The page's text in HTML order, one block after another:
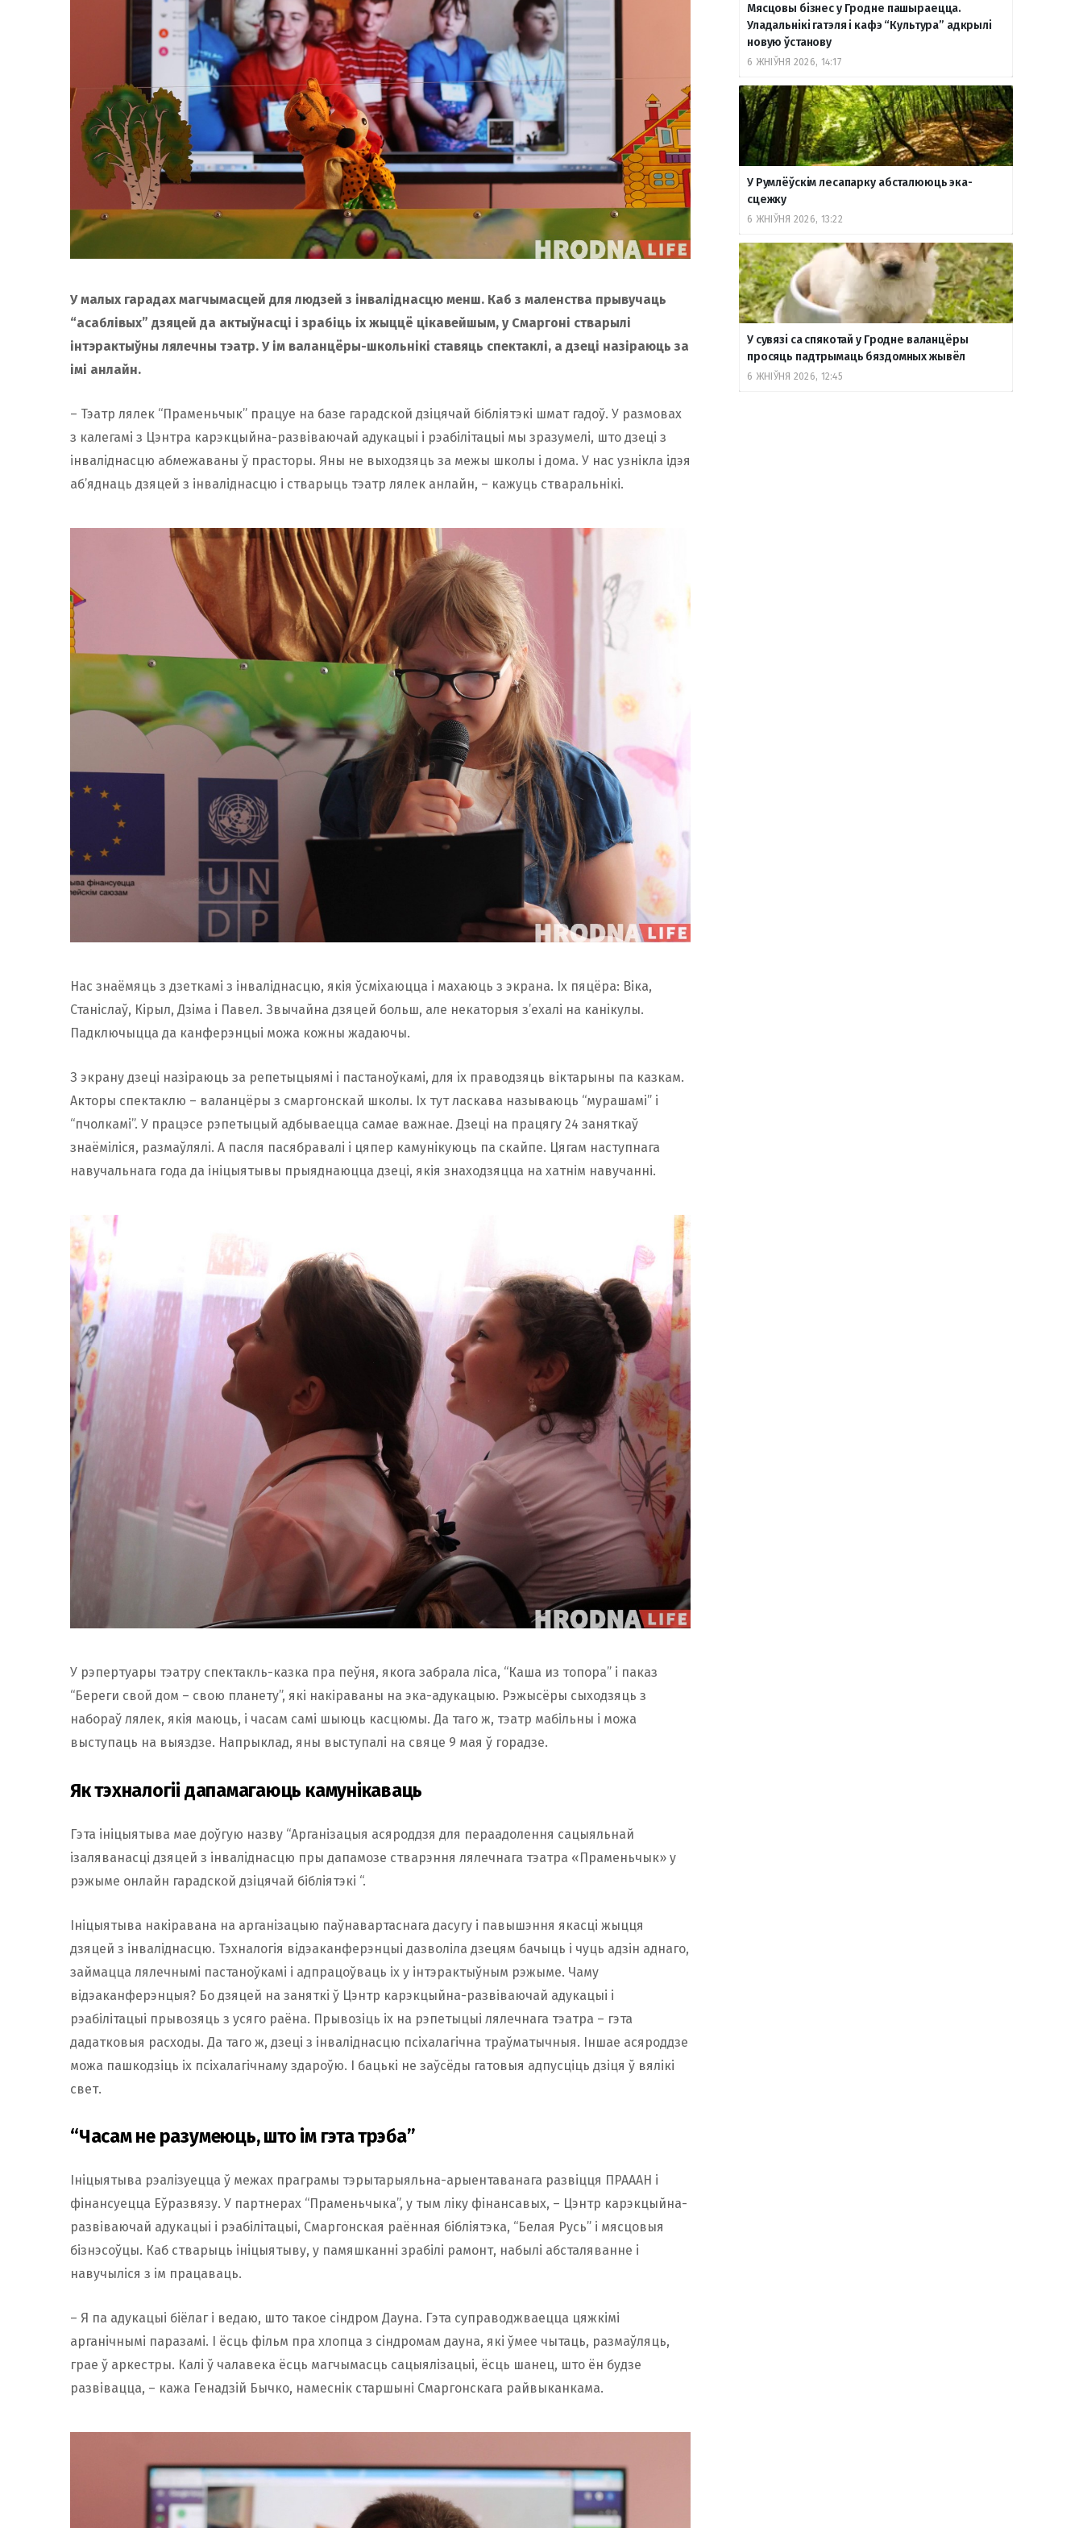
У малых гарадах магчымасцей для людзей з інваліднасцю менш. Каб з маленства прывучаць
“асаблівых” дзяцей да актыўнасці і зрабіць іх жыццё цікавейшым, у Смаргоні стварылі
інтэрактыўны лялечны тэатр. У ім валанцёры-школьнікі ставяць спектаклі, а дзеці назіраюць за
імі анлайн.
– Тэатр лялек “Праменьчык” працуе на базе гарадской дзіцячай бібліятэкі шмат гадоў. У размовах
з калегамі з Цэнтра карэкцыйна-развіваючай адукацыі і рэабілітацыі мы зразумелі, што дзеці з
інваліднасцю абмежаваны ў прасторы. Яны не выходзяць за межы школы і дома. У нас узнікла ідэя
аб’яднаць дзяцей з інваліднасцю і стварыць тэатр лялек анлайн, – кажуць стваральнікі.
Нас знаёмяць з дзеткамі з інваліднасцю, якія ўсміхаюцца і махаюць з экрана. Іх пяцёра: Віка,
Станіслаў, Кірыл, Дзіма і Павел. Звычайна дзяцей больш, але некаторыя з’ехалі на канікулы.
Падключыцца да канферэнцыі можа кожны жадаючы.
З экрану дзеці назіраюць за репетыцыямі і пастаноўкамі, для іх праводзяць віктарыны па казкам.
Акторы спектаклю – валанцёры з смаргонскай школы. Іх тут ласкава называюць “мурашамі” і
“пчолкамі”. У працэсе рэпетыцый адбываецца самае важнае. Дзеці на працягу 24 заняткаў
знаёміліся, размаўлялі. А пасля пасябравалі і цяпер камунікуюць па скайпе. Цягам наступнага
навучальнага года да ініцыятывы прыяднаюцца дзеці, якія знаходзяцца на хатнім навучанні.
У рэпертуары тэатру спектакль-казка пра пеўня, якога забрала ліса, “Каша из топора” і паказ
“Береги свой дом – свою планету”, які накіраваны на эка-адукацыю. Рэжысёры сыходзяць з
набораў лялек, якія маюць, і часам самі шыюць касцюмы. Да таго ж, тэатр мабільны і можа
выступаць на выяздзе. Напрыклад, яны выступалі на свяце 9 мая ў горадзе.
Як тэхналогіі дапамагаюць камунікаваць
Гэта ініцыятыва мае доўгую назву “Арганізацыя асяроддзя для пераадолення сацыяльнай
ізаляванасці дзяцей з інваліднасцю пры дапамозе стварэння лялечнага тэатра «Праменьчык» у
рэжыме онлайн гарадской дзіцячай бібліятэкі “.
Ініцыятыва накіравана на арганізацыю паўнавартаснага дасугу і павышэння якасці жыцця
дзяцей з інваліднасцю. Тэхналогія відэаканферэнцыі дазволіла дзецям бачыць і чуць адзін аднаго,
займацца лялечнымі пастаноўкамі і адпрацоўваць іх у інтэрактыўным рэжыме. Чаму
відэаканферэнцыя? Бо дзяцей на заняткі ў Цэнтр карэкцыйна-развіваючай адукацыі і
рэабілітацыі прывозяць з усяго раёна. Прывозіць іх на рэпетыцыі лялечнага тэатра – гэта
дадатковыя расходы. Да таго ж, дзеці з інваліднасцю псіхалагічна траўматычныя. Іншае асяроддзе
можа пашкодзіць іх псіхалагічнаму здароўю. І бацькі не заўсёды гатовыя адпусціць дзіця ў вялікі
свет.
“Часам не разумеюць, што ім гэта трэба”
Ініцыятыва рэалізуецца ў межах праграмы тэрытарыяльна-арыентаванага развіцця ПРАААН і
фінансуецца Еўразвязу. У партнерах “Праменьчыка”, у тым ліку фінансавых, – Цэнтр карэкцыйна-
развіваючай адукацыі і рэабілітацыі, Смаргонская раённая бібліятэка, “Белая Русь” і мясцовыя
бізнэсоўцы. Каб стварыць ініцыятыву, у памяшканні зрабілі рамонт, набылі абсталяванне і
навучыліся з ім працаваць.
– Я па адукацыі біёлаг і ведаю, што такое сіндром Дауна. Гэта суправоджваецца цяжкімі
арганічнымі паразамі. І ёсць фільм пра хлопца з сіндромам дауна, які ўмее чытаць, размаўляць,
грае ў аркестры. Калі ў чалавека ёсць магчымасць сацыялізацыі, ёсць шанец, што ён будзе
развівацца, – кажа Генадзій Бычко, намеснік старшыні Смаргонскага райвыканкама.
Мясцовы бізнес у Гродне пашыраецца.
Уладальнікі гатэля і кафэ “Культура” адкрылі
новую ўстанову
6 ЖНІЎНЯ 2026, 14:17
У Румлёўскім лесапарку абсталююць эка-
сцежку
6 ЖНІЎНЯ 2026, 13:22
У сувязі са спякотай у Гродне валанцёры
просяць падтрымаць бяздомных жывёл
6 ЖНІЎНЯ 2026, 12:45